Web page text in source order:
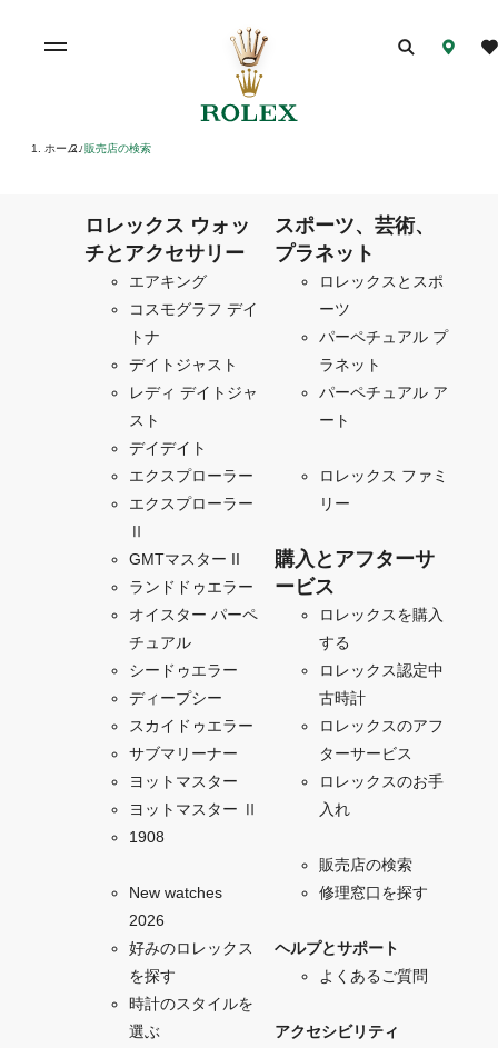
ホーム / 販売店の検索
ロレックス ウォッ
チとアクセサリー
エアキング
コスモグラフ デイ
トナ
デイトジャスト
レディ デイトジャ
スト
デイデイト
エクスプローラー
エクスプローラー
Ⅱ
GMTマスター II
ランドドゥエラー
オイスター パーペ
チュアル
シードゥエラー
ディープシー
スカイドゥエラー
サブマリーナー
ヨットマスター
ヨットマスター Ⅱ
1908
New watches
2026
好みのロレックス
を探す
時計のスタイルを
選ぶ
スポーツ、芸術、
プラネット
ロレックスとスポ
ーツ
パーペチュアル プ
ラネット
パーペチュアル ア
ート
ロレックス ファミ
リー
購入とアフターサ
ービス
ロレックスを購入
する
ロレックス認定中
古時計
ロレックスのアフ
ターサービス
ロレックスのお手
入れ
販売店の検索
修理窓口を探す
ヘルプとサポート
よくあるご質問
アクセシビリティ